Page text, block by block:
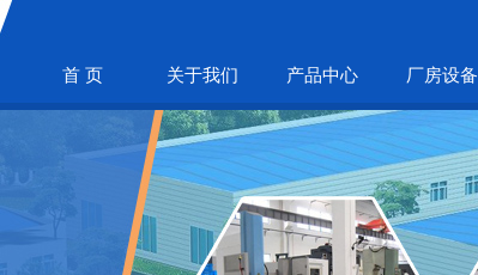
首 页 关于我们 产品中心 厂房设备